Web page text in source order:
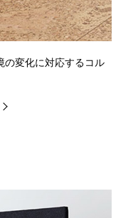
の変化に対応するコル